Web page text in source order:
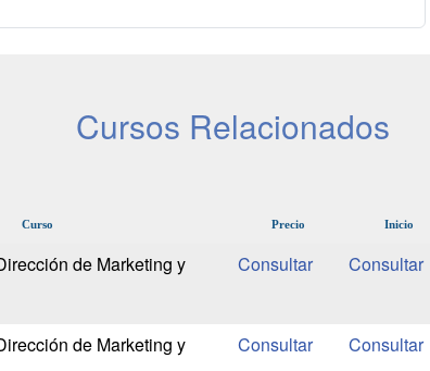
Cursos Relacionados
Curso Precio Inicio
de Marketing y
de Marketing y